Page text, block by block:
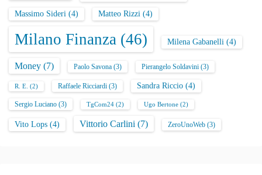
Massimo Sideri (4) Matteo Rizzi (4)
Milano Finanza (46) Milena Gabanelli (4)
Money (7) Paolo Savona (3) Pierangelo Soldavini (3)
R. E. (2) Raffaele Ricciardi (3) Sandra Riccio (4)
Sergio Luciano (3) TgCom24 (2) Ugo Bertone (2)
Vito Lops (4) Vittorio Carlini (7) ZeroUnoWeb (3)